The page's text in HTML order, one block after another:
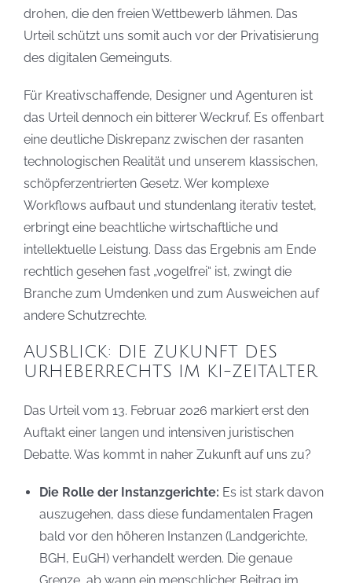
drohen, die den freien Wettbewerb lähmen. Das
Urteil schützt uns somit auch vor der Privatisierung
des digitalen Gemeinguts.
Für Kreativschaffende, Designer und Agenturen ist
das Urteil dennoch ein bitterer Weckruf. Es offenbart
eine deutliche Diskrepanz zwischen der rasanten
technologischen Realität und unserem klassischen,
schöpferzentrierten Gesetz. Wer komplexe
Workflows aufbaut und stundenlang iterativ testet,
erbringt eine beachtliche wirtschaftliche und
intellektuelle Leistung. Dass das Ergebnis am Ende
rechtlich gesehen fast „vogelfrei“ ist, zwingt die
Branche zum Umdenken und zum Ausweichen auf
andere Schutzrechte.
AUSBLICK: DIE ZUKUNFT DES
URHEBERRECHTS IM KI-ZEITALTER
Das Urteil vom 13. Februar 2026 markiert erst den
Auftakt einer langen und intensiven juristischen
Debatte. Was kommt in naher Zukunft auf uns zu?
Die Rolle der Instanzgerichte: Es ist stark davon
auszugehen, dass diese fundamentalen Fragen
bald vor den höheren Instanzen (Landgerichte,
BGH, EuGH) verhandelt werden. Die genaue